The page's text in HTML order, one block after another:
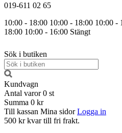
019-611 02 65
10:00 - 18:00 10:00 - 18:00 10:00 -
18:00 10:00 - 16:00 Stängt
Sök i butiken
Kundvagn
Antal varor 0 st
Summa 0 kr
Till kassan Mina sidor Logga in
500 kr kvar till fri frakt.